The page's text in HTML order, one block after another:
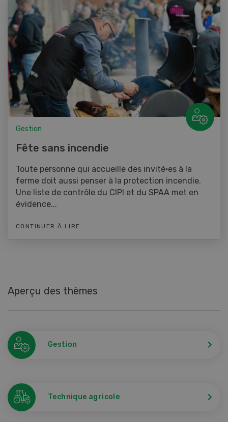
Gestion
Fête sans incendie
Toute personne qui accueille des invité·es à la
ferme doit aussi penser à la protection incendie.
Une liste de contrôle du CIPI et du SPAA met en
évidence...
CONTINUER À LIRE
Aperçu des thèmes
Gestion
Technique agricole